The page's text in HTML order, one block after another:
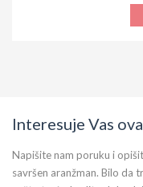
Interesuje Vas
Napišite nam poruku i
savršen aranžman. Bilo da